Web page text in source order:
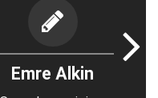
Emre Alkin